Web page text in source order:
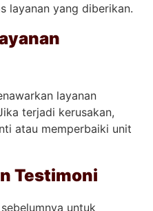
layanan yang diberikan.
layanan
terjadi kerusakan,
atau memperbaiki unit
Testimoni
untuk